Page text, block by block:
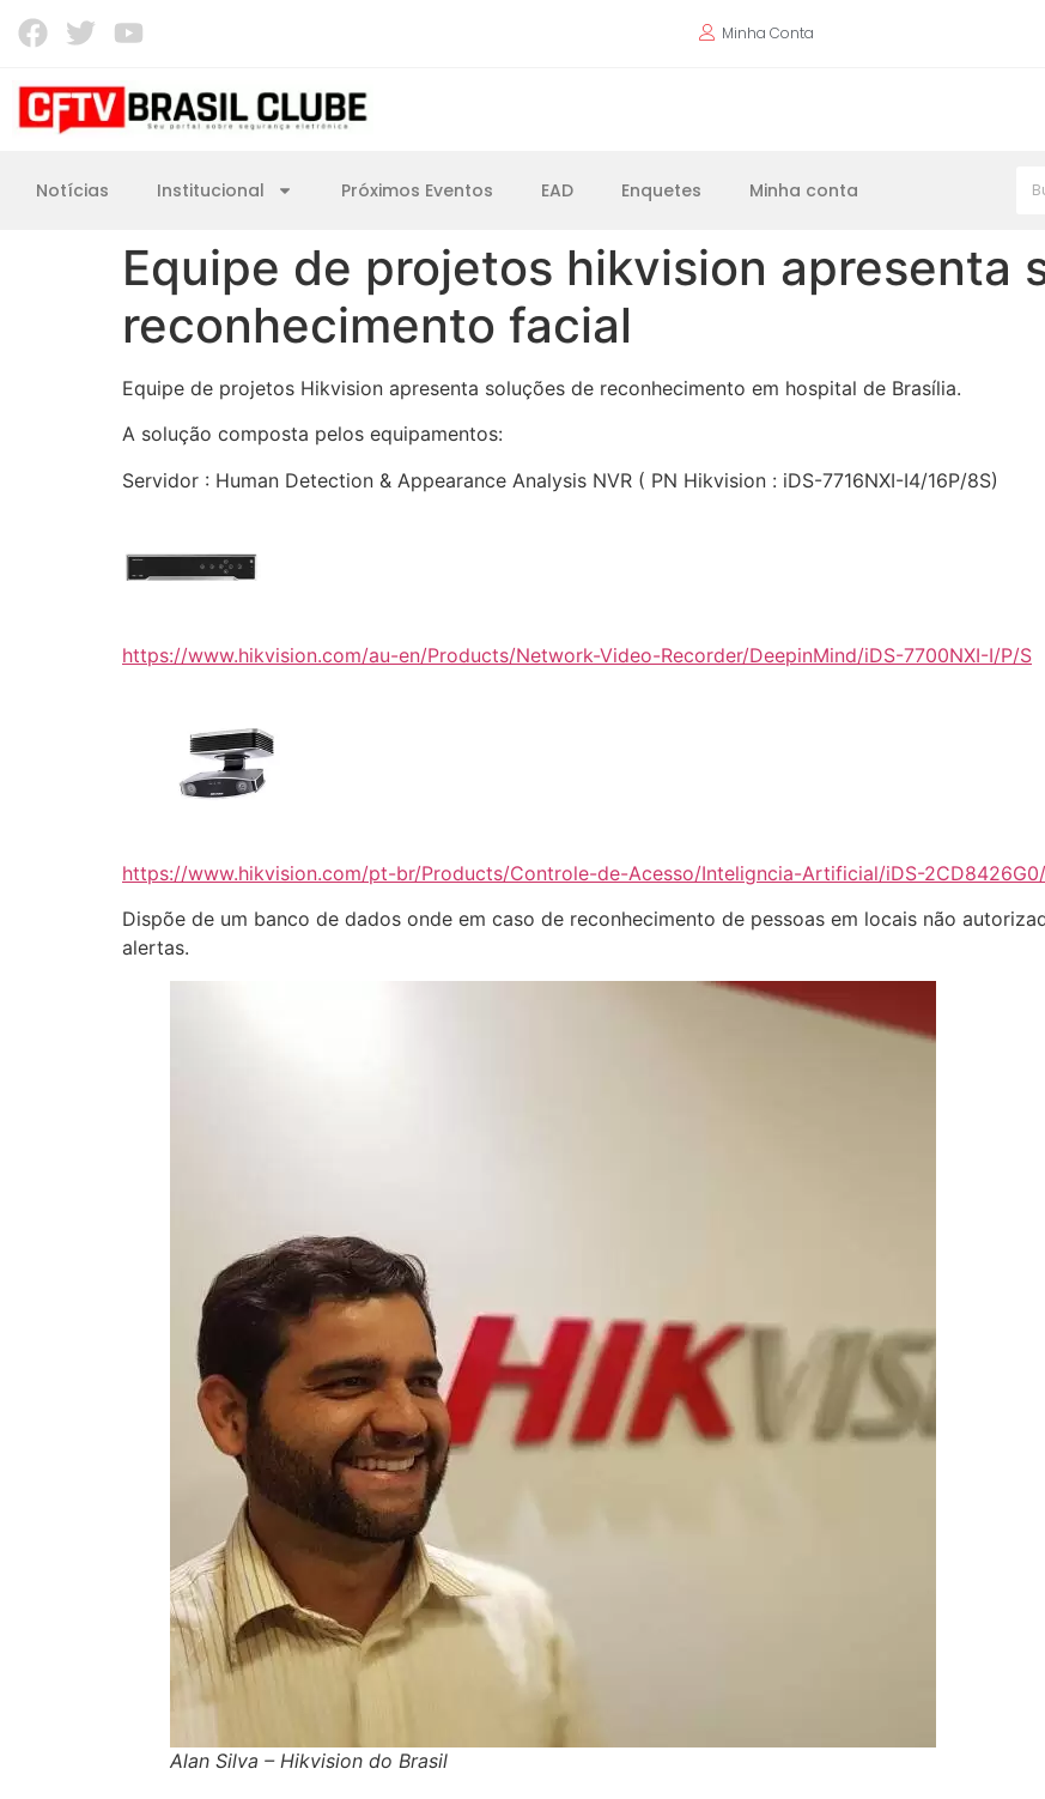
Minha Conta
Notícias Institucional Próximos Eventos EAD Enquetes Minha conta
Equipe de projetos hikvision apresenta
reconhecimento facial
Equipe de projetos Hikvision apresenta soluções de reconhecimento em hospital de Brasília.
A solução composta pelos equipamentos:
Servidor : Human Detection & Appearance Analysis NVR ( PN Hikvision : iDS-7716NXI-I4/16P/8S)
https://www.hikvision.com/au-en/Products/Network-Video-Recorder/DeepinMind/iDS-7700NXI-I/P/S
https://www.hikvision.com/pt-br/Products/Controle-de-Acesso/Inteligncia-Artificial/iDS-
Dispõe de um banco de dados onde em caso de reconhecimento de pessoas em locais não
alertas.
Alan Silva – Hikvision do Brasil